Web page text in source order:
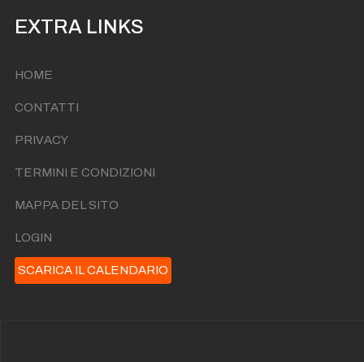
EXTRA LINKS
HOME
CONTATTI
PRIVACY
TERMINI E CONDIZIONI
MAPPA DEL SITO
LOGIN
SCARICA IL CALENDARIO